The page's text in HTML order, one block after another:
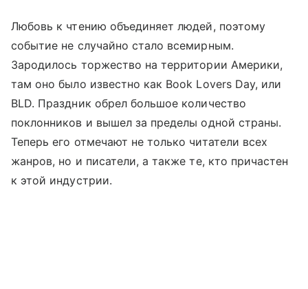
Любовь к чтению объединяет людей, поэтому
событие не случайно стало всемирным.
Зародилось торжество на территории Америки,
там оно было известно как Book Lovers Day, или
BLD. Праздник обрел большое количество
поклонников и вышел за пределы одной страны.
Теперь его отмечают не только читатели всех
жанров, но и писатели, а также те, кто причастен
к этой индустрии.